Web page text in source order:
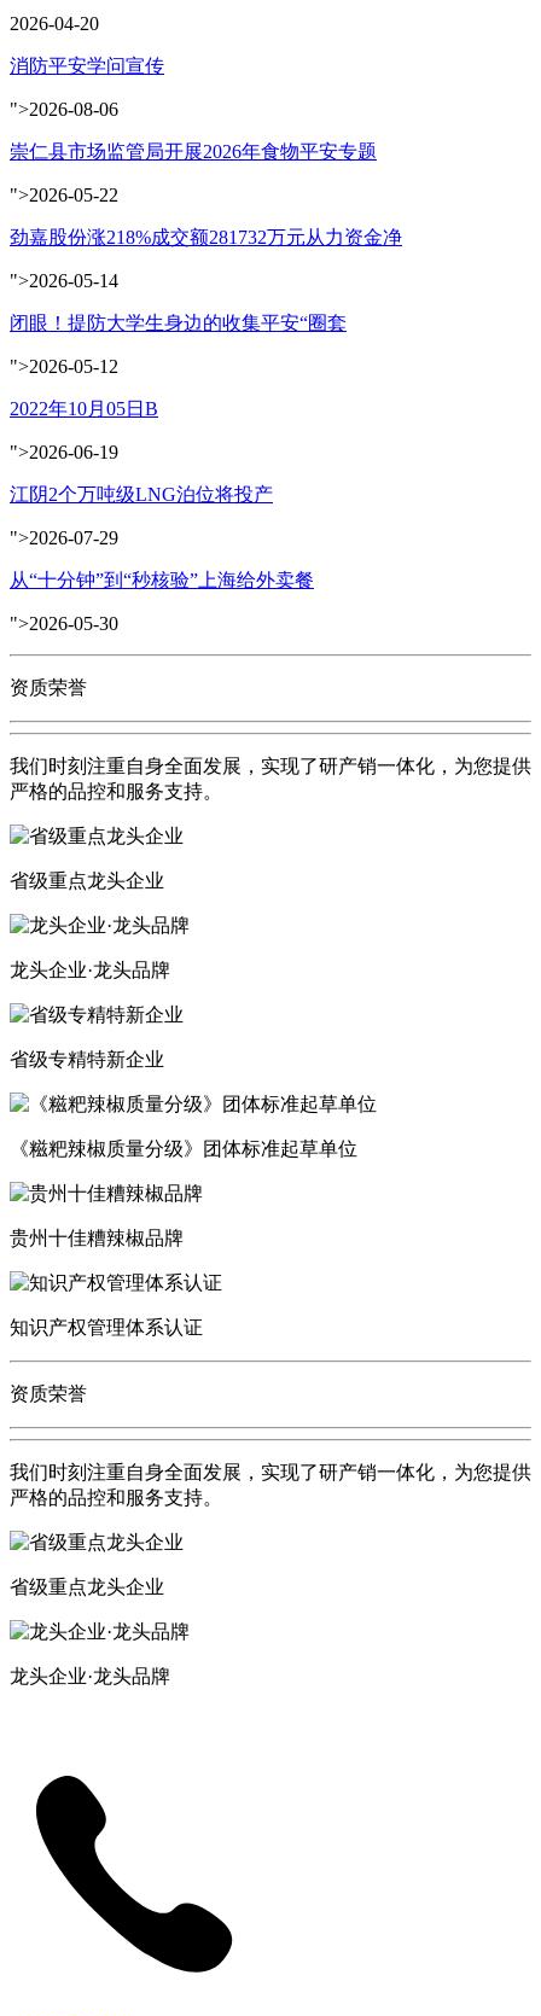
2026-04-20
消防平安学问宣传
">2026-08-06
崇仁县市场监管局开展2026年食物平安专题
">2026-05-22
劲嘉股份涨218%成交额281732万元从力资金净
">2026-05-14
闭眼！提防大学生身边的收集平安“圈套
">2026-05-12
2022年10月05日B
">2026-06-19
江阴2个万吨级LNG泊位将投产
">2026-07-29
从“十分钟”到“秒核验”上海给外卖餐
">2026-05-30
资质荣誉
我们时刻注重自身全面发展，实现了研产销一体化，为您提供
严格的品控和服务支持。
省级重点龙头企业
龙头企业·龙头品牌
省级专精特新企业
《糍粑辣椒质量分级》团体标准起草单位
贵州十佳糟辣椒品牌
知识产权管理体系认证
资质荣誉
我们时刻注重自身全面发展，实现了研产销一体化，为您提供
严格的品控和服务支持。
省级重点龙头企业
龙头企业·龙头品牌